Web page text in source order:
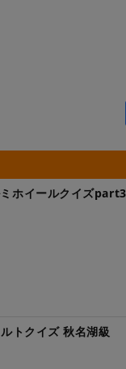
ミホイールクイズpart3
トクイズ 秋名湖級